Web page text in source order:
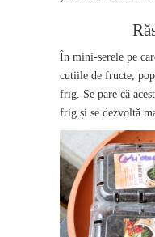
În mini-serele pe
cutiile de fructe,
frig. Se pare că
frig și se dezvoltă